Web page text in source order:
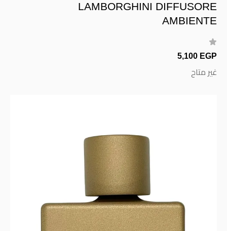
LAMBORGHINI DIFFUSORE
AMBIENTE
5,100 EGP
غير متاح